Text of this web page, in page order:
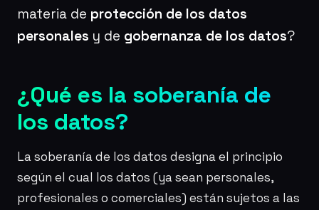
materia de protección de los datos
personales y de gobernanza de los datos?
¿Qué es la soberanía de
los datos?
La soberanía de los datos designa el principio
según el cual los datos (ya sean personales,
profesionales o comerciales) están sujetos a las